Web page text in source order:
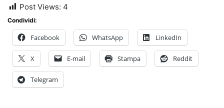
Post Views: 4
Condividi:
Facebook WhatsApp LinkedIn
X E-mail Stampa Reddit
Telegram